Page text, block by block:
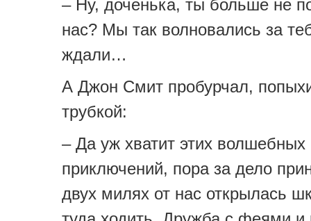
– Ну, доченька, ты больше не
нас? Мы так волновались за
ждали…
А Джон Смит пробурчал,
трубкой:
– Да уж хватит этих волшебных
приключений, пора за дело
двух милях от нас открылась